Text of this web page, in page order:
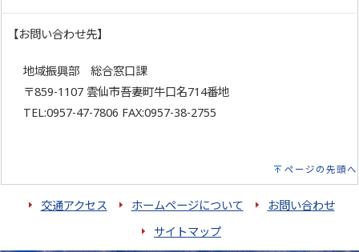
【お問い合わせ先】
地域振興部 総合窓口課
〒859-1107 雲仙市吾妻町牛口名714番地
TEL:0957-47-7806 FAX:0957-38-2755
ページの先頭へ
交通アクセス ホームページについて
お問い合わせ
サイトマップ